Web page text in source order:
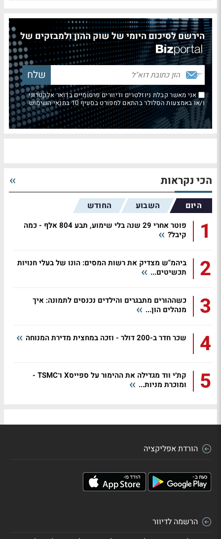
הירשם לסיכום היומי של שוק ההון ולמבזקים של
אני מאשר קבלת ניוזלטרים ודיוורים פרסומיים בדואר אלקטרוני
ו/או באמצעות הסלולר בהתאם למפורט בסעיף 10 בתנאי השימוש
הכי נקראות
היום השבוע החודש
1
פוטר אחרי 29 שנה בלי שימוע, תבע 804 אלף - כמה
קיבל?
2
ביהמ"ש מצדיק את רשות המסים: הונו של בעלי חנויות
תכשיטים...
3
כשההורים מתבגרים והילדים נכנסים לתמונה: איך
מנהלים הון...
4 שכר חדר ב-200 דולר - וזכה במחצית מדירת המנוחה
5
קת׳י ווד מגדילה את ההימור על ספייסX ו־TSMC -
ומוכרת מניות...
הורדת אפליקציה
הרשמה לדיוור